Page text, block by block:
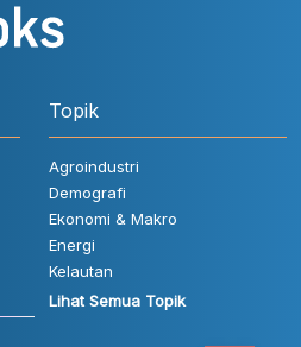
Topik
Agroindustri
Demografi
Ekonomi & Makro
Energi
Kelautan
Lihat Semua Topik